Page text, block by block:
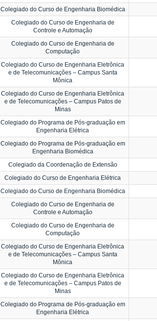
Colegiado do Curso de Engenharia Biomédica
Colegiado do Curso de Engenharia de
Controle e Automação
Colegiado do Curso de Engenharia de
Computação
Colegiado do Curso de Engenharia Eletrônica
e de Telecomunicações – Campus Santa
Mônica
Colegiado do Curso de Engenharia Eletrônica
e de Telecomunicações – Campus Patos de
Minas
Colegiado do Programa de Pós-graduação em
Engenharia Elétrica
Colegiado do Programa de Pós-graduação em
Engenharia Biomédica
Colegiado da Coordenação de Extensão
Colegiado do Curso de Engenharia Elétrica
Colegiado do Curso de Engenharia Biomédica
Colegiado do Curso de Engenharia de
Controle e Automação
Colegiado do Curso de Engenharia de
Computação
Colegiado do Curso de Engenharia Eletrônica
e de Telecomunicações – Campus Santa
Mônica
Colegiado do Curso de Engenharia Eletrônica
e de Telecomunicações – Campus Patos de
Minas
Colegiado do Programa de Pós-graduação em
Engenharia Elétrica